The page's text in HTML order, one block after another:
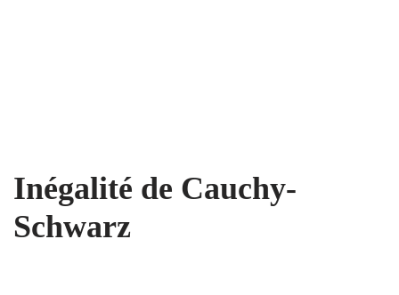
Inégalité de Cauchy-
Schwarz